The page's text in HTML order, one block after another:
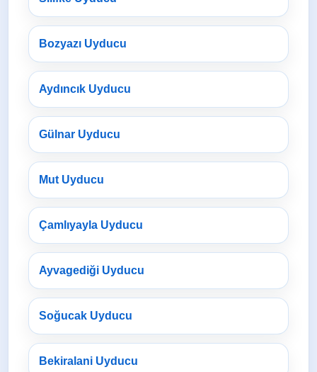
Bozyazı Uyducu
Aydıncık Uyducu
Gülnar Uyducu
Mut Uyducu
Çamlıyayla Uyducu
Ayvagediği Uyducu
Soğucak Uyducu
Bekiralani Uyducu